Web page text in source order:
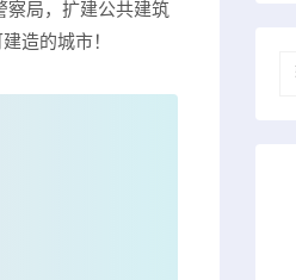
局，扩建公共建筑
造的城市！